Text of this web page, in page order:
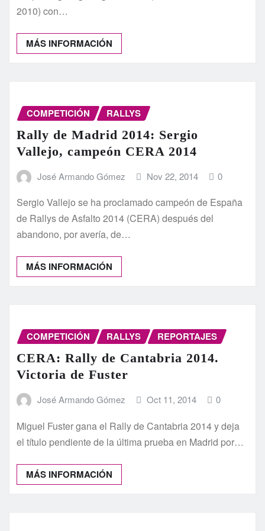
2010) con…
MÁS INFORMACIÓN
COMPETICIÓN RALLYS
Rally de Madrid 2014: Sergio
Vallejo, campeón CERA 2014
José Armando Gómez Nov 22, 2014 0
Sergio Vallejo se ha proclamado campeón de España
de Rallys de Asfalto 2014 (CERA) después del
abandono, por avería, de…
MÁS INFORMACIÓN
COMPETICIÓN RALLYS REPORTAJES
CERA: Rally de Cantabria 2014.
Victoria de Fuster
José Armando Gómez Oct 11, 2014 0
Miguel Fuster gana el Rally de Cantabria 2014 y deja
el título pendiente de la última prueba en Madrid por…
MÁS INFORMACIÓN